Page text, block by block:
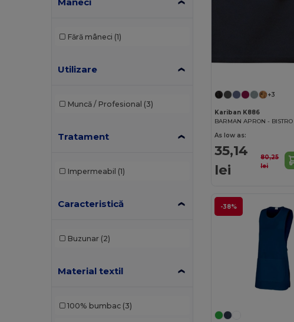
Fără mâneci (1)
Utilizare
Muncă / Profesional (3)
Tratament
Impermeabil (1)
Caracteristică
Buzunar (2)
Material textil
100% bumbac (3)
+3
Kariban K886
As low as:
35,14
lei
80,25
lei
-38%